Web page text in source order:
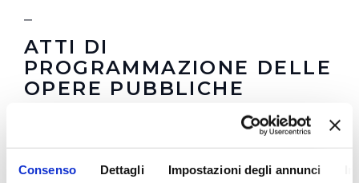
Consenso Dettagli Impostazioni degli annunci
ATTI DI
PROGRAMMAZIONE DELLE
OPERE PUBBLICHE
In questa sezione puoi trovare il programma degli
documentazione)